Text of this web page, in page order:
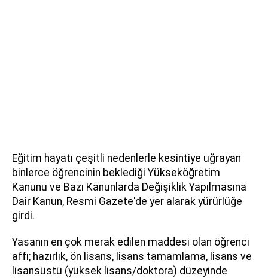
Eğitim hayatı çeşitli nedenlerle kesintiye uğrayan
binlerce öğrencinin beklediği Yükseköğretim
Kanunu ve Bazı Kanunlarda Değişiklik Yapılmasına
Dair Kanun, Resmi Gazete'de yer alarak yürürlüğe
girdi.
Yasanın en çok merak edilen maddesi olan öğrenci
affı; hazırlık, ön lisans, lisans tamamlama, lisans ve
lisansüstü (yüksek lisans/doktora) düzeyinde